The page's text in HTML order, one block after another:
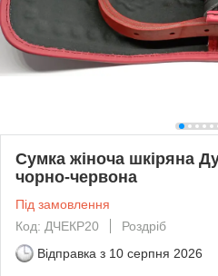
Сумка жіноча шкіряна
чорно-червона
Під замовлення
Код: ДЧЕКР20
Роздріб
Відправка з 10 серпня 2026